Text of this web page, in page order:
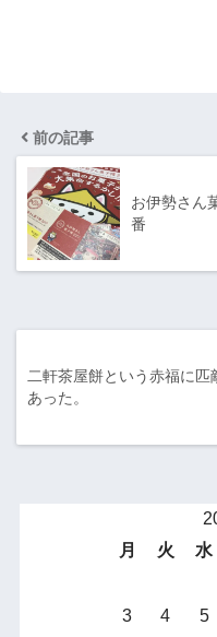
前の記事
お伊勢さん
番
二軒茶屋餅という赤福に
あった。
月
火 水
3
4 5